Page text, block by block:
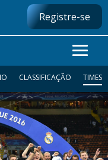
Registre-se
CLASSIFICAÇÃO TIMES